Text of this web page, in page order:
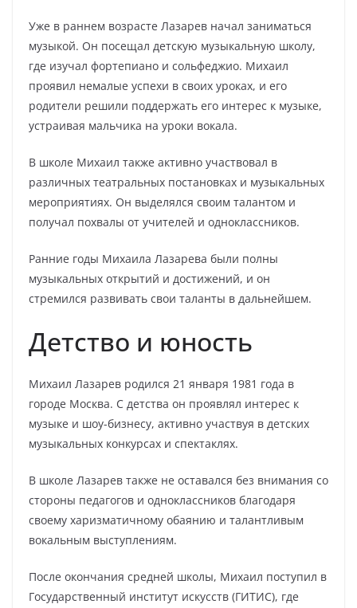
Уже в раннем возрасте Лазарев начал заниматься
музыкой. Он посещал детскую музыкальную школу,
где изучал фортепиано и сольфеджио. Михаил
проявил немалые успехи в своих уроках, и его
родители решили поддержать его интерес к музыке,
устраивая мальчика на уроки вокала.
В школе Михаил также активно участвовал в
различных театральных постановках и музыкальных
мероприятиях. Он выделялся своим талантом и
получал похвалы от учителей и одноклассников.
Ранние годы Михаила Лазарева были полны
музыкальных открытий и достижений, и он
стремился развивать свои таланты в дальнейшем.
Детство и юность
Михаил Лазарев родился 21 января 1981 года в
городе Москва. С детства он проявлял интерес к
музыке и шоу-бизнесу, активно участвуя в детских
музыкальных конкурсах и спектаклях.
В школе Лазарев также не оставался без внимания со
стороны педагогов и одноклассников благодаря
своему харизматичному обаянию и талантливым
вокальным выступлениям.
После окончания средней школы, Михаил поступил в
Государственный институт искусств (ГИТИС), где